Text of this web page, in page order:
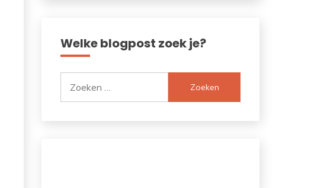
Welke blogpost zoek je?
naar: